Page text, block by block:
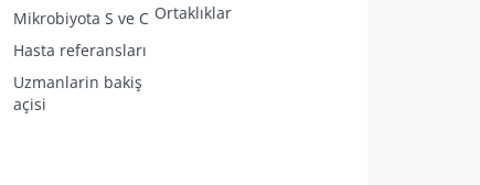
Mikrobiyota S ve C
Hasta referansları
Uzmanlarin bakiş
açisi
Ortaklıklar